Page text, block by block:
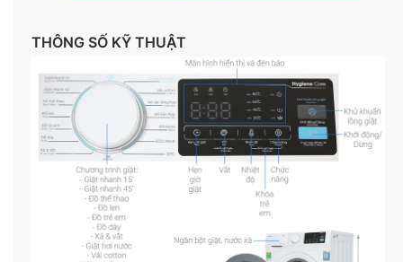
*Hình ảnh chỉ mang tính chất minh họa
Khối lượng giặt và chương trình giặt
– Khối lượng giặt tối đa:10.5 kg, máy phù hợp sử
dụng cho nhu cầu giặt giũ của các gia đình có
đông thành viên (trên 7 người), hoặc các gia đình
có ít thành viên hơn nhưng nhu cầu giặt giũ cao, để
THÔNG SỐ KỸ THUẬT